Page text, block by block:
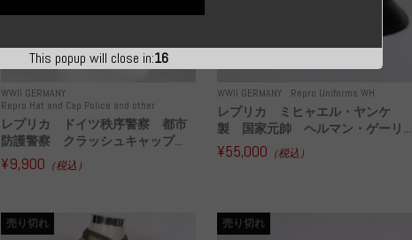
WWII GERMANY
Repro Hat and Cap Police and other
レプリカ ドイツ秩序警察 都市
防護警察 クラッシュキャップ...
¥9,900 （税込）
WWII GERMANY Repro Uniforms WH
レプリカ ミヒャエル・ヤンケ
製 国家元帥 ヘルマン・ゲーリ...
¥55,000 （税込）
売り切れ 売り切れ
This popup will close in:14